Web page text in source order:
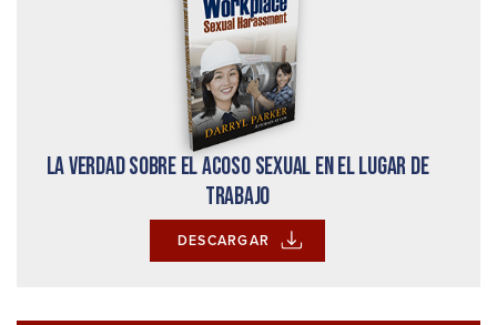
La verdad sobre el acoso sexual en el lugar de
trabajo
DESCARGAR